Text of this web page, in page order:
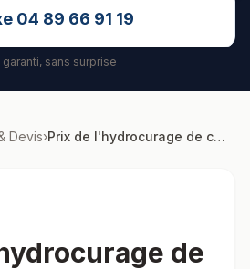
04 89 66 91 19
garanti, sans surprise
Devis› Prix de l'hydrocurage de canalisation dans le Var
de